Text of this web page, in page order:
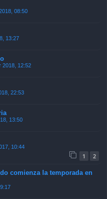
08:50
13:27
2018, 12:52
22:53
13:50
10:44
1 2
comienza la temporada en